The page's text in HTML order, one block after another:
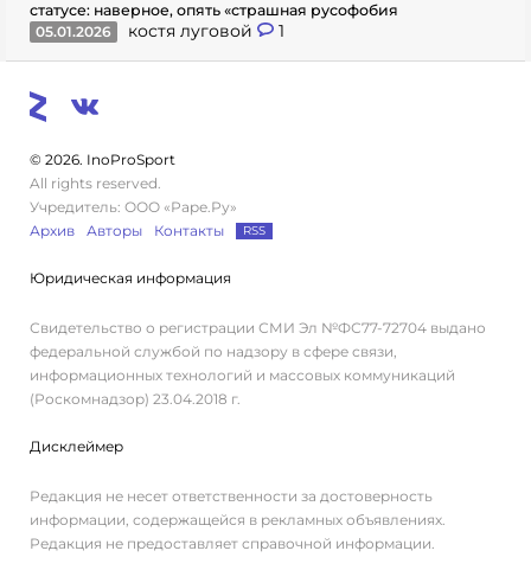
статусе: наверное, опять «страшная русофобия
05.01.2026
костя луговой 1
© 2026. InoProSport
All rights reserved.
Учредитель: ООО «Раре.Ру»
Архив
Авторы Контакты RSS
Юридическая информация
Свидетельство о регистрации СМИ Эл №ФС77-72704 выдано
федеральной службой по надзору в сфере связи,
информационных технологий и массовых коммуникаций
(Роскомнадзор) 23.04.2018 г.
Дисклеймер
Редакция не несет ответственности за достоверность
информации, содержащейся в рекламных объявлениях.
Редакция не предоставляет справочной информации.